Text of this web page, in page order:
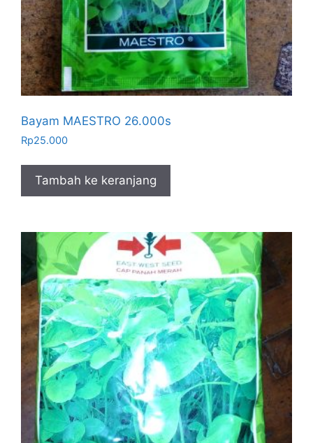
Bayam MAESTRO 26.000s
Rp25.000
Tambah ke keranjang